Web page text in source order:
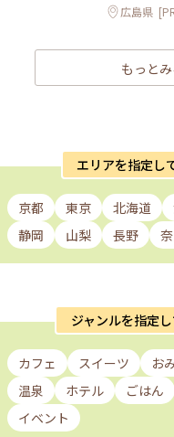
広島県
もっとみ
エリアを指定し
京都 東京 北海道
静岡
山梨 長野
ジャンルを指定
カフェ スイーツ お
温泉
ホテル ごはん
イベント